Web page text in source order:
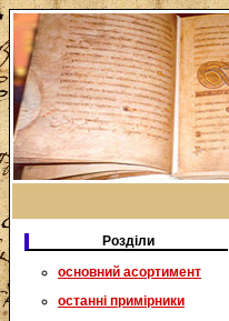
Розділи
основний асортимент
останні примірники